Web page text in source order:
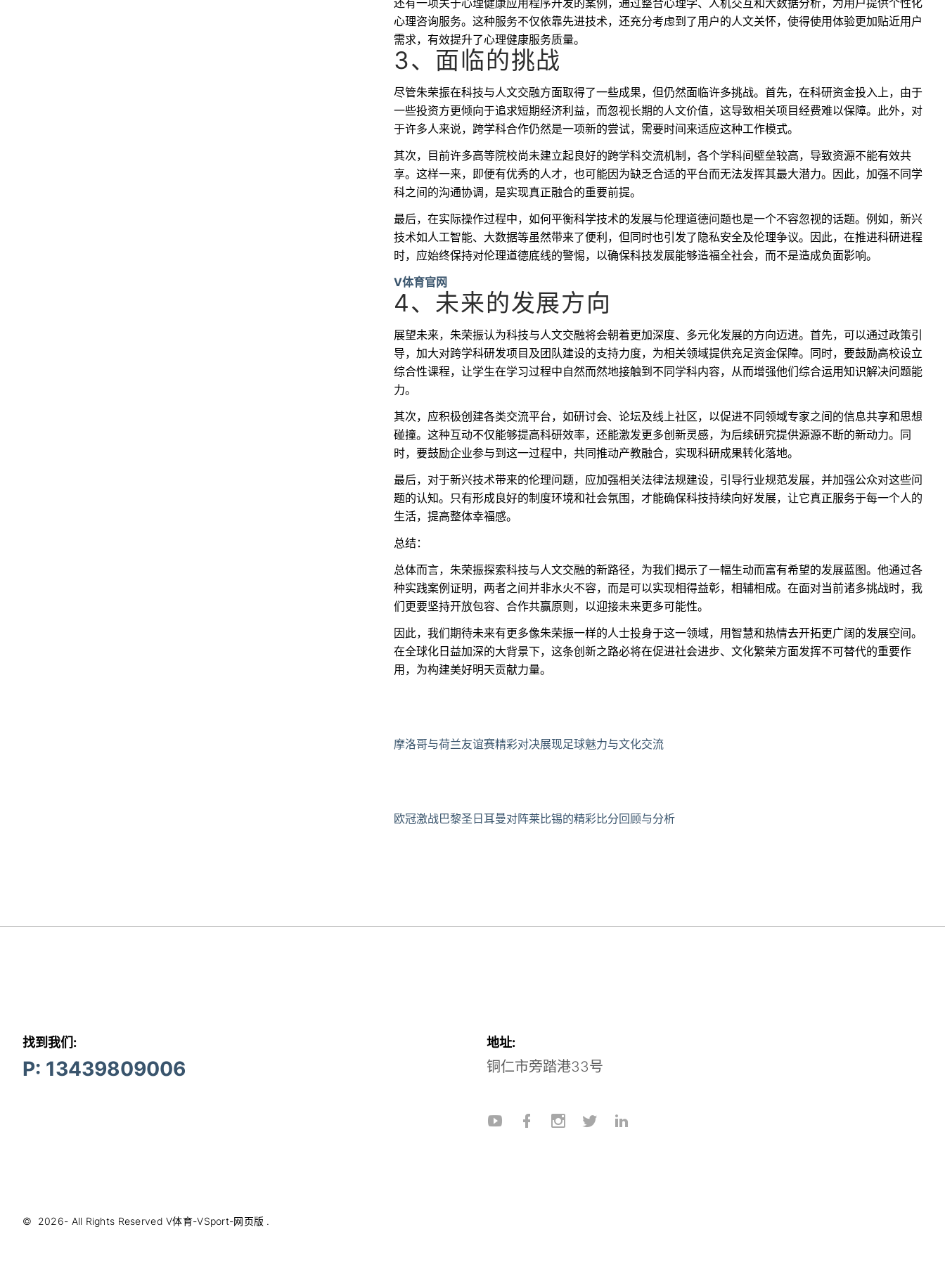
心理咨询服务。这种服务不仅依靠先进技术，还充分考虑到了用户的人文关怀，使得使用体验更加贴近用户
需求，有效提升了心理健康服务质量。
3、面临的挑战
尽管朱荣振在科技与人文交融方面取得了一些成果，但仍然面临许多挑战。首先，在科研资金投入上，由于
一些投资方更倾向于追求短期经济利益，而忽视长期的人文价值，这导致相关项目经费难以保障。此外，对
于许多人来说，跨学科合作仍然是一项新的尝试，需要时间来适应这种工作模式。
其次，目前许多高等院校尚未建立起良好的跨学科交流机制，各个学科间壁垒较高，导致资源不能有效共
享。这样一来，即便有优秀的人才，也可能因为缺乏合适的平台而无法发挥其最大潜力。因此，加强不同学
科之间的沟通协调，是实现真正融合的重要前提。
最后，在实际操作过程中，如何平衡科学技术的发展与伦理道德问题也是一个不容忽视的话题。例如，新兴
技术如人工智能、大数据等虽然带来了便利，但同时也引发了隐私安全及伦理争议。因此，在推进科研进程
时，应始终保持对伦理道德底线的警惕，以确保科技发展能够造福全社会，而不是造成负面影响。
V体育官网
4、未来的发展方向
展望未来，朱荣振认为科技与人文交融将会朝着更加深度、多元化发展的方向迈进。首先，可以通过政策引
导，加大对跨学科研发项目及团队建设的支持力度，为相关领域提供充足资金保障。同时，要鼓励高校设立
综合性课程，让学生在学习过程中自然而然地接触到不同学科内容，从而增强他们综合运用知识解决问题能
力。
其次，应积极创建各类交流平台，如研讨会、论坛及线上社区，以促进不同领域专家之间的信息共享和思想
碰撞。这种互动不仅能够提高科研效率，还能激发更多创新灵感，为后续研究提供源源不断的新动力。同
时，要鼓励企业参与到这一过程中，共同推动产教融合，实现科研成果转化落地。
最后，对于新兴技术带来的伦理问题，应加强相关法律法规建设，引导行业规范发展，并加强公众对这些问
题的认知。只有形成良好的制度环境和社会氛围，才能确保科技持续向好发展，让它真正服务于每一个人的
生活，提高整体幸福感。
总结：
总体而言，朱荣振探索科技与人文交融的新路径，为我们揭示了一幅生动而富有希望的发展蓝图。他通过各
种实践案例证明，两者之间并非水火不容，而是可以实现相得益彰，相辅相成。在面对当前诸多挑战时，我
们更要坚持开放包容、合作共赢原则，以迎接未来更多可能性。
因此，我们期待未来有更多像朱荣振一样的人士投身于这一领域，用智慧和热情去开拓更广阔的发展空间。
在全球化日益加深的大背景下，这条创新之路必将在促进社会进步、文化繁荣方面发挥不可替代的重要作
用，为构建美好明天贡献力量。
摩洛哥与荷兰友谊赛精彩对决展现足球魅力与文化交流
欧冠激战巴黎圣日耳曼对阵莱比锡的精彩比分回顾与分析
找到我们:
P: 13439809006
地址:
铜仁市旁踏港33号
© 2026- All Rights ReservedV体育-VSport-网页版 .